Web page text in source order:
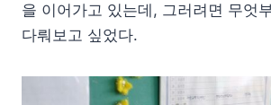
을 이어가고 있는데, 그러려면 무엇
다뤄보고 싶었다.